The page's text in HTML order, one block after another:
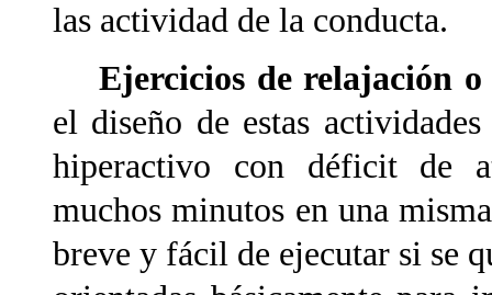
las actividad de la conducta.
Ejercicios de relajación
el diseño de estas
hiperactivo con déficit de
muchos minutos en una
breve y fácil de ejecutar si se